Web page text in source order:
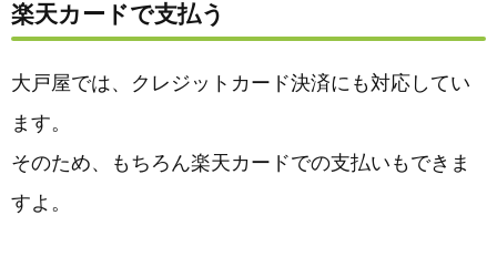
楽天カードで支払う
大戸屋では、クレジットカード決済にも対応してい
ます。
そのため、もちろん楽天カードでの支払いもできま
すよ。